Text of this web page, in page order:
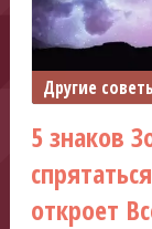
Другие
5 знаков
откроет